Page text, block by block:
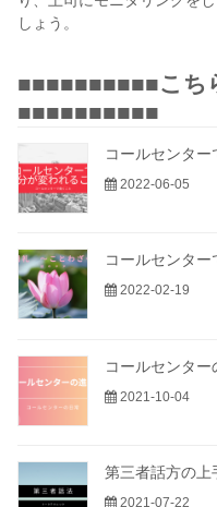
しょう。
■■■■■■■■■■こち
■■■■■■■■■■
コールセンター
2022-06-05
コールセンター
2022-02-19
コールセンター
2021-10-04
第三者話方の上
2021-07-22